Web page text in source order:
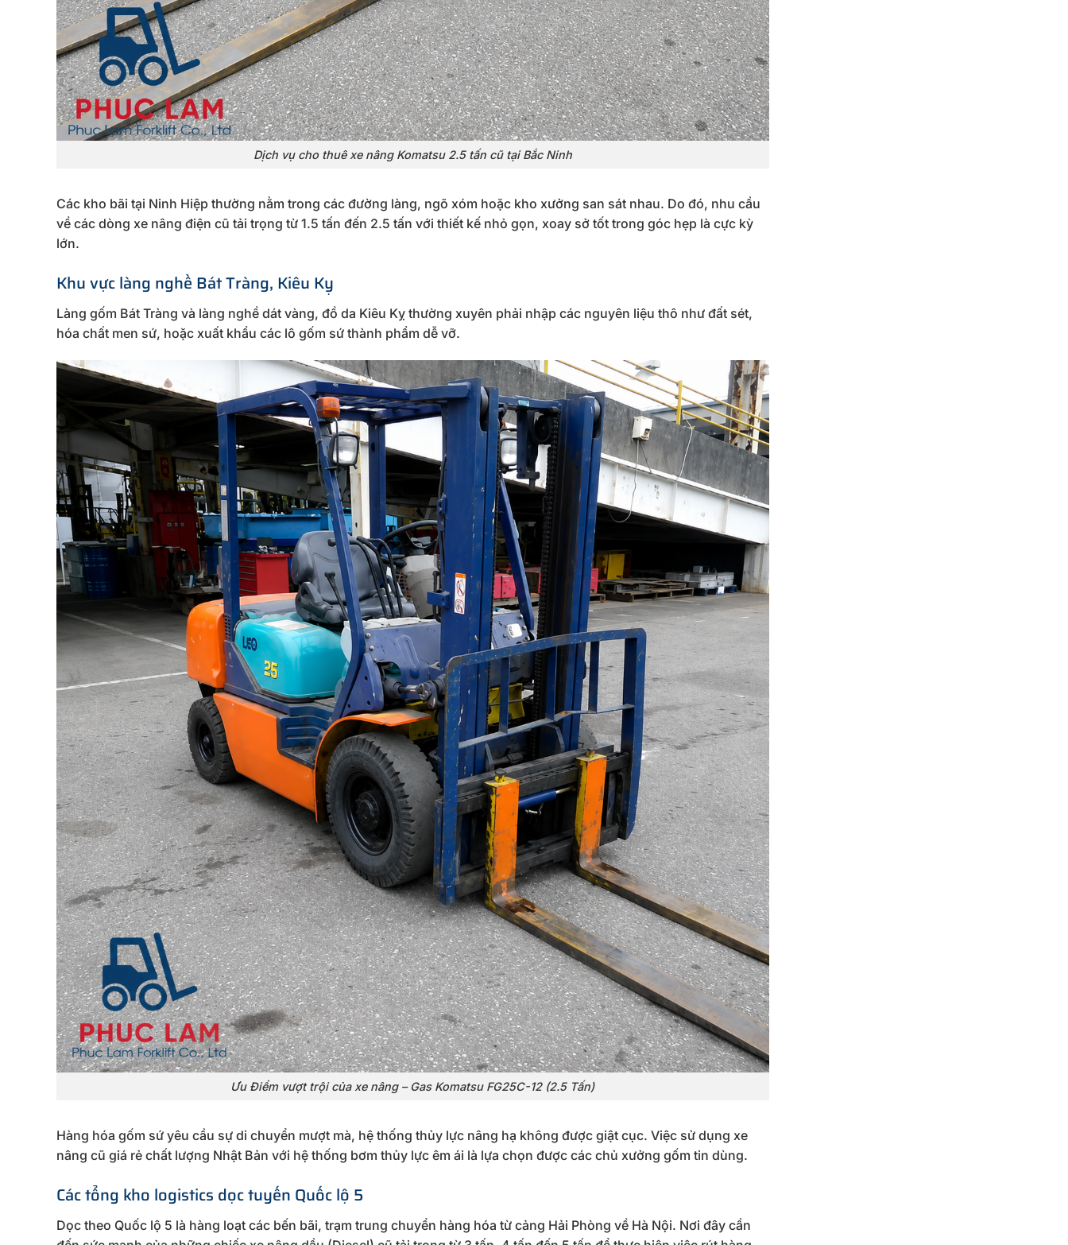
Dịch vụ cho thuê xe nâng Komatsu 2.5 tấn cũ tại Bắc Ninh
Các kho bãi tại Ninh Hiệp thường nằm trong các đường làng, ngõ xóm hoặc kho xưởng san sát nhau. Do đó, nhu cầu
về các dòng xe nâng điện cũ tải trọng từ 1.5 tấn đến 2.5 tấn với thiết kế nhỏ gọn, xoay sở tốt trong góc hẹp là cực kỳ
lớn.
Khu vực làng nghề Bát Tràng, Kiêu Kỵ
Làng gốm Bát Tràng và làng nghề dát vàng, đồ da Kiêu Kỵ thường xuyên phải nhập các nguyên liệu thô như đất sét,
hóa chất men sứ, hoặc xuất khẩu các lô gốm sứ thành phẩm dễ vỡ.
Ưu Điểm vượt trội của xe nâng – Gas Komatsu FG25C-12 (2.5 Tấn)
Hàng hóa gốm sứ yêu cầu sự di chuyển mượt mà, hệ thống thủy lực nâng hạ không được giật cục. Việc sử dụng xe
nâng cũ giá rẻ chất lượng Nhật Bản với hệ thống bơm thủy lực êm ái là lựa chọn được các chủ xưởng gốm tin dùng.
Các tổng kho logistics dọc tuyến Quốc lộ 5
Dọc theo Quốc lộ 5 là hàng loạt các bến bãi, trạm trung chuyển hàng hóa từ cảng Hải Phòng về Hà Nội. Nơi đây cần